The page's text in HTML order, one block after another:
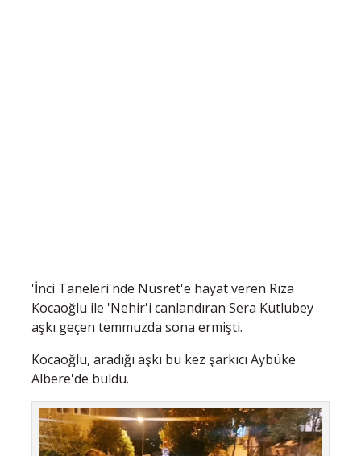
'İnci Taneleri'nde Nusret'e hayat veren Rıza
Kocaoğlu ile 'Nehir'i canlandıran Sera Kutlubey
aşkı geçen temmuzda sona ermişti.
Kocaoğlu, aradığı aşkı bu kez şarkıcı Aybüke
Albere'de buldu.